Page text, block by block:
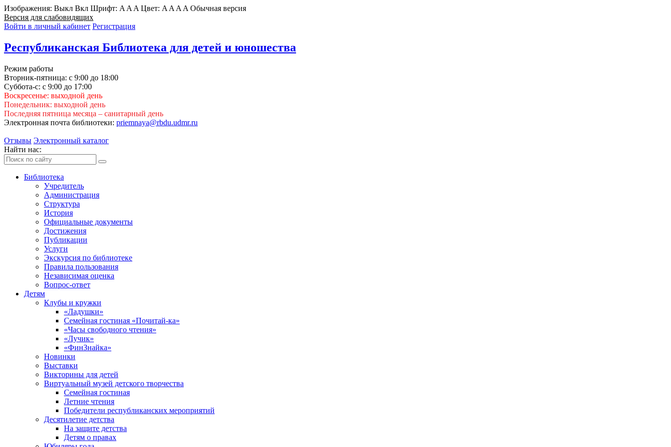
Изображения: Выкл Вкл Шрифт: A A A Цвет: A A A A Обычная версия
Версия для слабовидящих
Войти в личный кабинет Регистрация
Республиканская Библиотека для детей и юношества
Режим работы
Вторник-пятница: с 9:00 до 18:00
Суббота-с: с 9:00 до 17:00
Воскресенье: выходной день
Понедельник: выходной день
Последняя пятница месяца – санитарный день
Электронная почта библиотеки: priemnaya@rbdu.udmr.ru
Отзывы Электронный каталог
Найти нас:
Библиотека
Учредитель
Администрация
Структура
История
Официальные документы
Достижения
Публикации
Услуги
Экскурсия по библиотеке
Правила пользования
Независимая оценка
Вопрос-ответ
Детям
Клубы и кружки
«Ладушки»
Семейная гостиная «Почитай-ка»
«Часы свободного чтения»
«Лучик»
«ФинЗнайка»
Новинки
Выставки
Викторины для детей
Виртуальный музей детского творчества
Семейная гостиная
Летние чтения
Победители республиканских мероприятий
Десятилетие детства
На защите детства
Детям о правах